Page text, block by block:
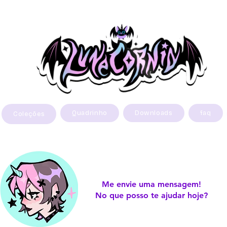
Coleções Quadrinho Downloads faq
Me envie uma mensagem!
No que posso te ajudar hoje?